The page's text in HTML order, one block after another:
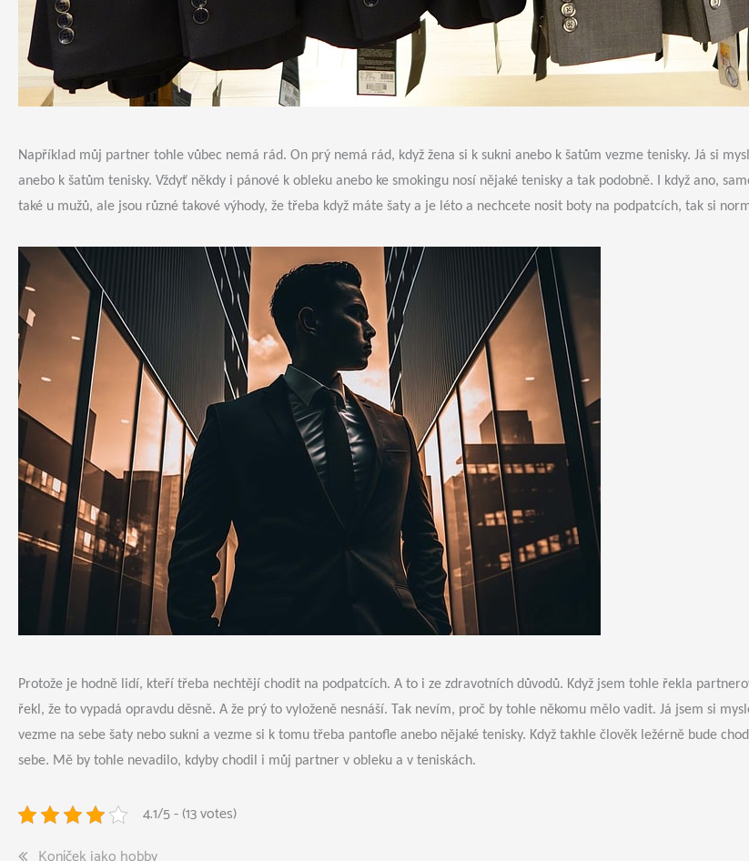
Například můj partner tohle vůbec nemá rád. On prý nemá rád, když žena si k sukni anebo k šatům vezme tenisky. Já si
anebo k šatům tenisky. Vždyť někdy i pánové k obleku anebo ke smokingu nosí nějaké tenisky a tak podobně. I když ano,
také u mužů, ale jsou různé takové výhody, že třeba když máte šaty a je léto a nechcete nosit boty na podpatcích, tak si
Protože je hodně lidí, kteří třeba nechtějí chodit na podpatcích. A to i ze zdravotních důvodů. Když jsem tohle řekla
řekl, že to vypadá opravdu děsně. A že prý to vyloženě nesnáší. Tak nevím, proč by tohle někomu mělo vadit. Já jsem si
vezme na sebe šaty nebo sukni a vezme si k tomu třeba pantofle anebo nějaké tenisky. Když takhle člověk ležérně bude
sebe. Mě by tohle nevadilo, kdyby chodil i můj partner v obleku a v teniskách.
4.1/5 - (13 votes)